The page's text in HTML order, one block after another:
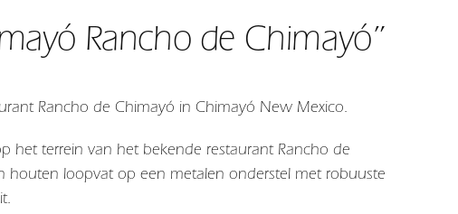
Rancho de Chimayó”
Rancho de Chimayó in Chimayó New Mexico.
het terrein van het bekende restaurant Rancho de
loopvat op een metalen onderstel met robuuste